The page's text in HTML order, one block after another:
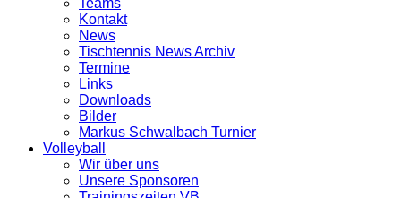
Kontakt
News
Tischtennis News Archiv
Termine
Links
Downloads
Bilder
Markus Schwalbach Turnier
Volleyball
Wir über uns
Unsere Sponsoren